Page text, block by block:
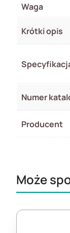
Waga
Krótki opis
Numer
Producent
Może